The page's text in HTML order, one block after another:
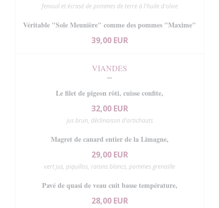
fenouil et écrasé de pommes de terre à l'huile d'olive
Véritable "Sole Meunière" comme des pommes "Maxime"
39,00 EUR
VIANDES
Le filet de pigeon rôti, cuisse confite,
32,00 EUR
jus brun, déclinaison d'artichauts
Magret de canard entier de la Limagne,
29,00 EUR
vert jus, piquillos, raisins blancs, pommes grenaille
Pavé de quasi de veau cuit basse température,
28,00 EUR